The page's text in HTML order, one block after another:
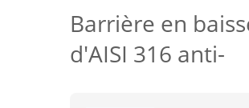
Barrière en
d'AISI 316 anti-